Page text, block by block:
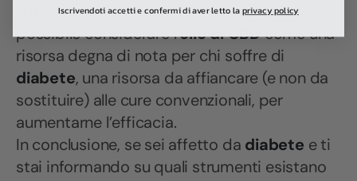
Tutte queste evidenze ci indicano che è
possibile considerare l’olio di CBDcomeuna
risorsa degna di nota per chi soffre di
diabete, una risorsa da affiancare (e non da
sostituire) alle cure convenzionali, per
aumentarne l’efficacia.
In conclusione, se sei affetto da diabete e ti
stai informando su quali strumenti esistano
Iscrivendoti accetti e confermi di aver letto laprivacy policy